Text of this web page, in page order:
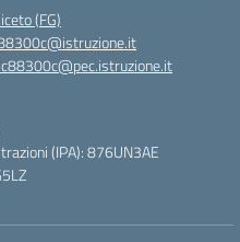
(FG)
(IPA): 876UN3AE